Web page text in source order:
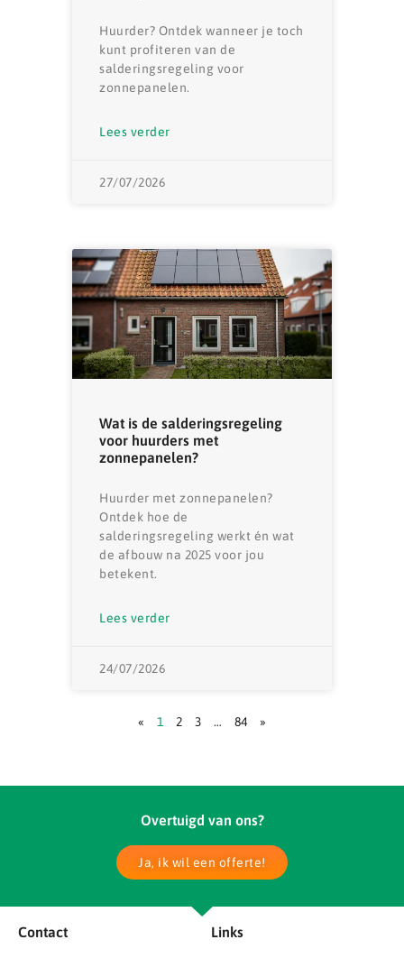
Huurder? Ontdek wanneer je toch
kunt profiteren van de
salderingsregeling voor
zonnepanelen.
Lees verder
27/07/2026
Wat is de salderingsregeling
voor huurders met
zonnepanelen?
Huurder met zonnepanelen?
Ontdek hoe de
salderingsregeling werkt én wat
de afbouw na 2025 voor jou
betekent.
Lees verder
24/07/2026
« 1 2 3 … 84 »
Overtuigd van ons?
Ja, ik wil een offerte!
Contact Links